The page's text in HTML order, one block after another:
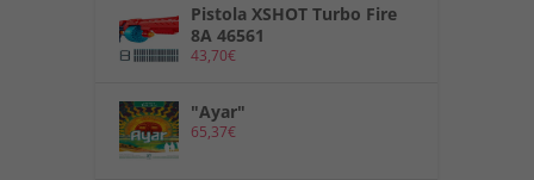
Pistola XSHOT Turbo Fire
8A 46561
43,70€
"Ayar"
65,37€